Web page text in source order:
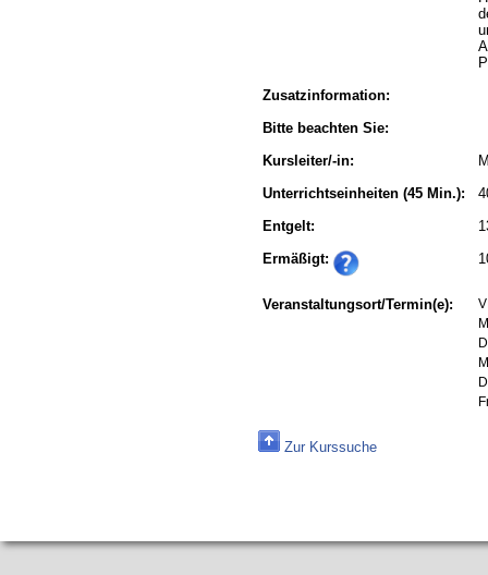
Zusatzinformation:
Bitte beachten Sie:
Kursleiter/-in:
Unterrichtseinheiten (45 Min.):
Entgelt:
Ermäßigt:
Veranstaltungsort/Termin(e):
Zur Kurssuche